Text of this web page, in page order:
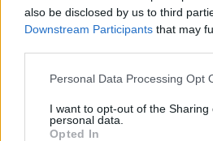
also be disclosed by us to third
Downstream Participants that may
Personal Data Processing Opt
I want to opt-out of the Sharing
personal data.
Opted In
Facebook
Twitter